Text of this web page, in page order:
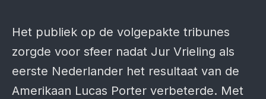
Het publiek op de volgepakte tribunes
zorgde voor sfeer nadat Jur Vrieling als
eerste Nederlander het resultaat van de
Amerikaan Lucas Porter verbeterde. Met